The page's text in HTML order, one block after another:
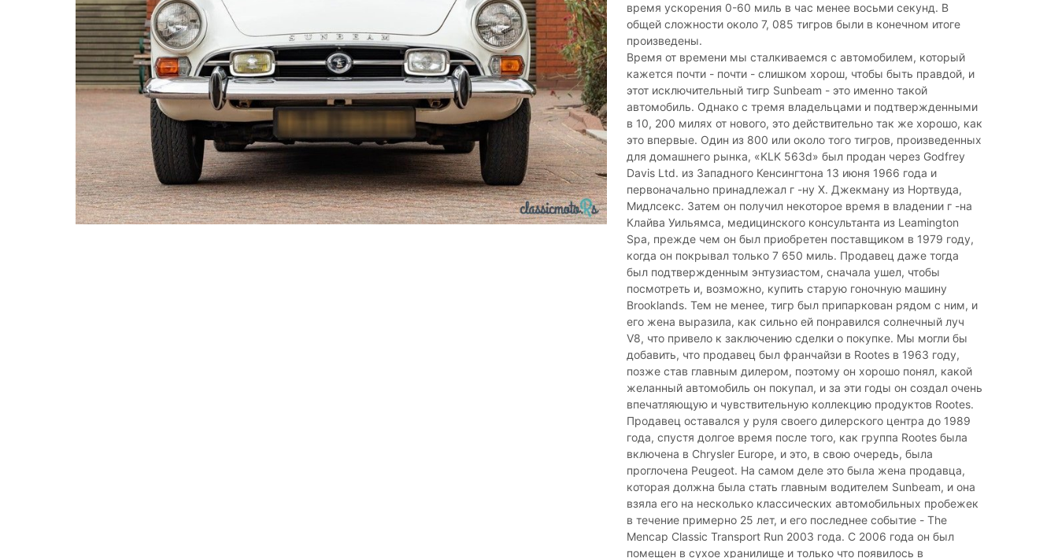
время ускорения 0-60 миль в час менее восьми секунд. В
общей сложности около 7, 085 тигров были в конечном итоге
произведены.
Время от времени мы сталкиваемся с автомобилем, который
кажется почти - почти - слишком хорош, чтобы быть правдой, и
этот исключительный тигр Sunbeam - это именно такой
автомобиль. Однако с тремя владельцами и подтвержденными
в 10, 200 милях от нового, это действительно так же хорошо, как
это впервые. Один из 800 или около того тигров, произведенных
для домашнего рынка, «KLK 563d» был продан через Godfrey
Davis Ltd. из Западного Кенсингтона 13 июня 1966 года и
первоначально принадлежал г -ну Х. Джекману из Нортвуда,
Мидлсекс. Затем он получил некоторое время в владении г -на
Клайва Уильямса, медицинского консультанта из Leamington
Spa, прежде чем он был приобретен поставщиком в 1979 году,
когда он покрывал только 7 650 миль. Продавец даже тогда
был подтвержденным энтузиастом, сначала ушел, чтобы
посмотреть и, возможно, купить старую гоночную машину
Brooklands. Тем не менее, тигр был припаркован рядом с ним, и
его жена выразила, как сильно ей понравился солнечный луч
V8, что привело к заключению сделки о покупке. Мы могли бы
добавить, что продавец был франчайзи в Rootes в 1963 году,
позже став главным дилером, поэтому он хорошо понял, какой
желанный автомобиль он покупал, и за эти годы он создал очень
впечатляющую и чувствительную коллекцию продуктов Rootes.
Продавец оставался у руля своего дилерского центра до 1989
года, спустя долгое время после того, как группа Rootes была
включена в Chrysler Europe, и это, в свою очередь, была
проглочена Peugeot. На самом деле это была жена продавца,
которая должна была стать главным водителем Sunbeam, и она
взяла его на несколько классических автомобильных пробежек
в течение примерно 25 лет, и его последнее событие - The
Mencap Classic Transport Run 2003 года. С 2006 года он был
помещен в сухое хранилище и только что появилось в